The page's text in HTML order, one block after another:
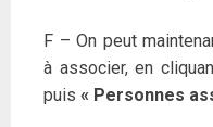
F – On peut
à associer, en
puis « Personnes